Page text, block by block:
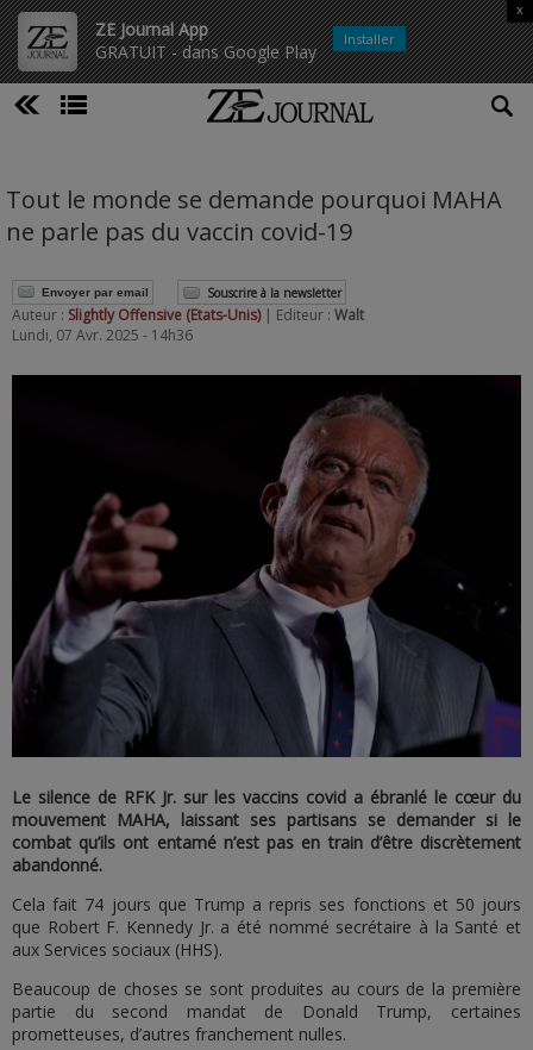
ZE Journal App
GRATUIT - dans Google Play
x
Installer
Tout le monde se demande pourquoi MAHA
ne parle pas du vaccin covid-19
Envoyer par email Souscrire à la newsletter
Auteur : Slightly Offensive (Etats-Unis) | Editeur : Walt
Lundi, 07 Avr. 2025 - 14h36
Le silence de RFK Jr. sur les vaccins covid a ébranlé le cœur du
mouvement MAHA, laissant ses partisans se demander si le
combat qu’ils ont entamé n’est pas en train d’être discrètement
abandonné.
Cela fait 74 jours que Trump a repris ses fonctions et 50 jours
que Robert F. Kennedy Jr. a été nommé secrétaire à la Santé et
aux Services sociaux (HHS).
Beaucoup de choses se sont produites au cours de la première
partie du second mandat de Donald Trump, certaines
prometteuses, d’autres franchement nulles.